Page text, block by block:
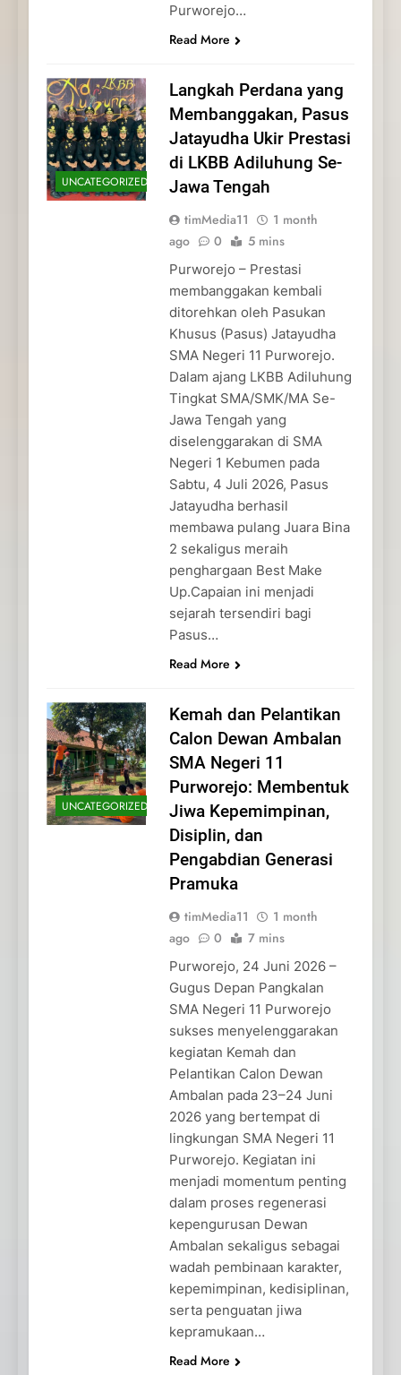
Purworejo…
Read More
UNCATEGORIZED
Langkah Perdana yang
Membanggakan, Pasus
Jatayudha Ukir Prestasi
di LKBB Adiluhung Se-
Jawa Tengah
timMedia11
1 month
ago
0 5 mins
Purworejo – Prestasi
membanggakan kembali
ditorehkan oleh Pasukan
Khusus (Pasus) Jatayudha
SMA Negeri 11 Purworejo.
Dalam ajang LKBB Adiluhung
Tingkat SMA/SMK/MA Se-
Jawa Tengah yang
diselenggarakan di SMA
Negeri 1 Kebumen pada
Sabtu, 4 Juli 2026, Pasus
Jatayudha berhasil
membawa pulang Juara Bina
2 sekaligus meraih
penghargaan Best Make
Up.Capaian ini menjadi
sejarah tersendiri bagi
Pasus…
Read More
UNCATEGORIZED
Kemah dan Pelantikan
Calon Dewan Ambalan
SMA Negeri 11
Purworejo: Membentuk
Jiwa Kepemimpinan,
Disiplin, dan
Pengabdian Generasi
Pramuka
timMedia11
1 month
ago
0 7 mins
Purworejo, 24 Juni 2026 –
Gugus Depan Pangkalan
SMA Negeri 11 Purworejo
sukses menyelenggarakan
kegiatan Kemah dan
Pelantikan Calon Dewan
Ambalan pada 23–24 Juni
2026 yang bertempat di
lingkungan SMA Negeri 11
Purworejo. Kegiatan ini
menjadi momentum penting
dalam proses regenerasi
kepengurusan Dewan
Ambalan sekaligus sebagai
wadah pembinaan karakter,
kepemimpinan, kedisiplinan,
serta penguatan jiwa
kepramukaan…
Read More